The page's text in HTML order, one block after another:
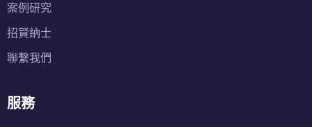
案例研究
招賢納士
聯繫我們
服務